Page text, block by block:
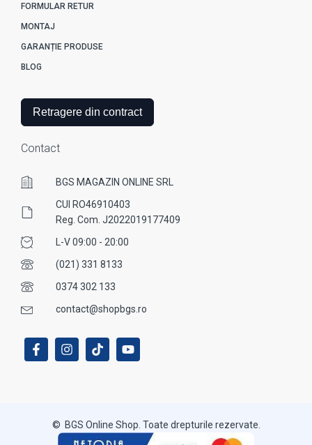
FORMULAR RETUR
MONTAJ
GARANȚIE PRODUSE
BLOG
Retragere din contract
Contact
BGS MAGAZIN ONLINE SRL
CUI RO46910403
Reg. Com. J2022019177409
L-V 09:00 - 20:00
(021) 331 8133
0374 302 133
contact@shopbgs.ro
© BGS Online Shop. Toate drepturile rezervate.